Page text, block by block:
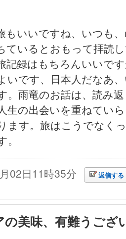
もいいですね、いつも
ているとおもって拝読
記録はもちろんいいで
いです、日本人だなあ
。雨竜のお話は、読み
生の出会いを重ねてい
ます。旅はこうでなく
02日11時35分 返信する
の美味、有難うござ